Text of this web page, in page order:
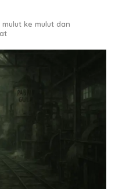
ke mulut dan